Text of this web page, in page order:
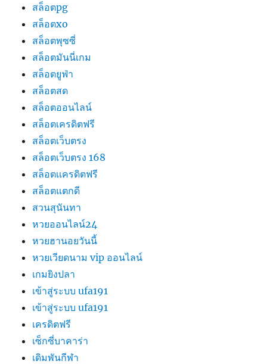
สล็อตpg
สล็อตxo
สล็อตพุซซี่
สล็อตมันนี่เกม
สล็อตยูฟ่า
สล็อตสด
สล็อตออนไลน์
สล็อตเครดิตฟรี
สล็อตเว็บตรง
สล็อตเว็บตรง 168
สล็อตเเครดิตฟรี
สล็อตแตกดี
สวนสุนันทา
หวยออนไลน์24
หวยฮานอยวันนี้
หวยเวียดนาม vip ออนไลน์
เกมยิงปลา
เข้าสู่ระบบ ufa191
เข้าสู่ระบบ ufa191
เครดิตฟรี
เซ็กซี่บาคาร่า
เดิมพันกีฬา